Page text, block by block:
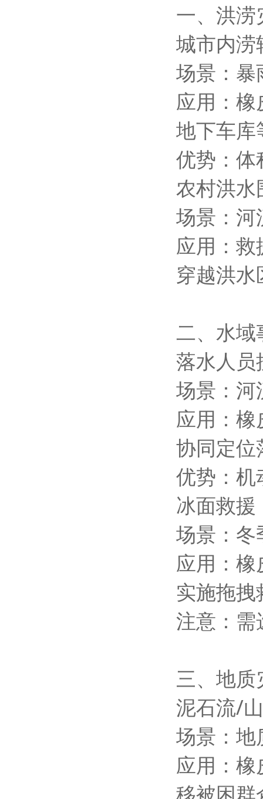
一、洪
城市内涝
场景：暴
应用：
地下车库
优势：体
农村洪水
场景：河
应用：
穿越洪
二、水
落水人员
场景：河
应用：
协同定位
优势：机
冰面救援
场景：冬
应用：
实施拖拽
注意：
三、地
泥石流/
场景：地
应用：
移被困群